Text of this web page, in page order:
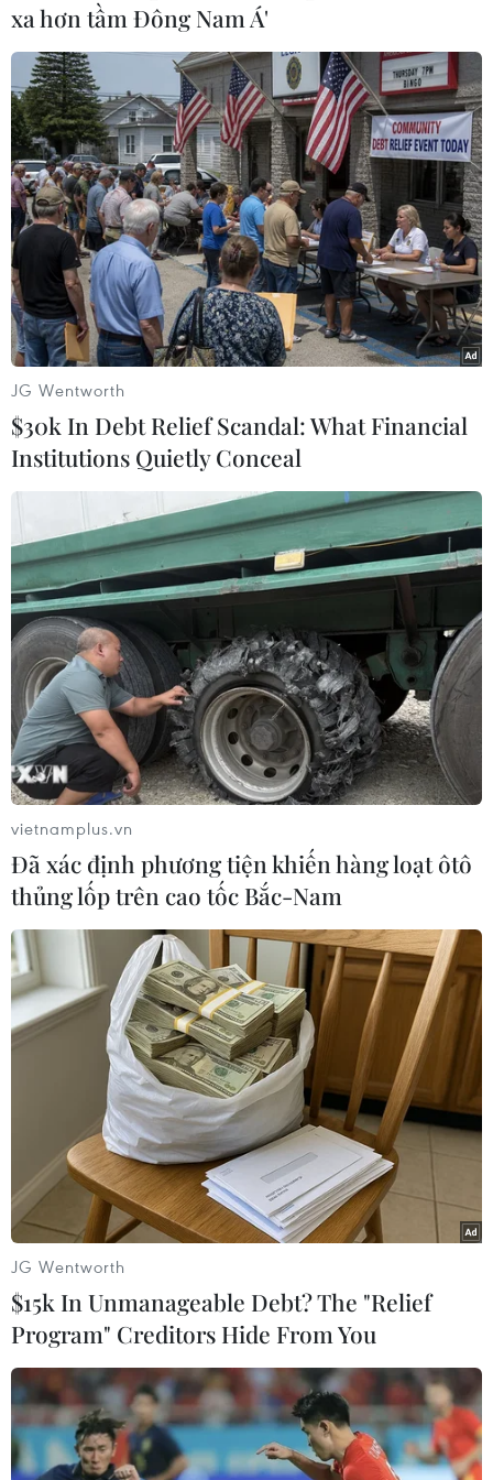
Ryan Lewis:
(Vietnam+)
#Rapper #Grammy
#Nghệ sĩ mới xuất sắc
#Macklemore
#Ryan Lewis #Thrift Shop Mỹ
Buổi hòa nhạc kéo dài 639
năm vừa mới hoàn thành
4% hành trình
06/08/2026 11:54
Chương trình nghệ thuật
'Giai điệu Tổ quốc' - Khắc
họa một Việt Nam vươn
mình
Người thầy, người cha và
quê hương cùng xuất hiện
VPBank đồng tổ chức và là
nhà tài trợ chính BIGBANG
xa hơn tầm Đông Nam Á'
JG Wentworth
$30k In Debt Relief Scandal: What Financial
Institutions Quietly Conceal
vietnamplus.vn
Đã xác định phương tiện khiến hàng loạt ôtô
thủng lốp trên cao tốc Bắc-Nam
JG Wentworth
$15k In Unmanageable Debt? The "Relief
Program" Creditors Hide From You